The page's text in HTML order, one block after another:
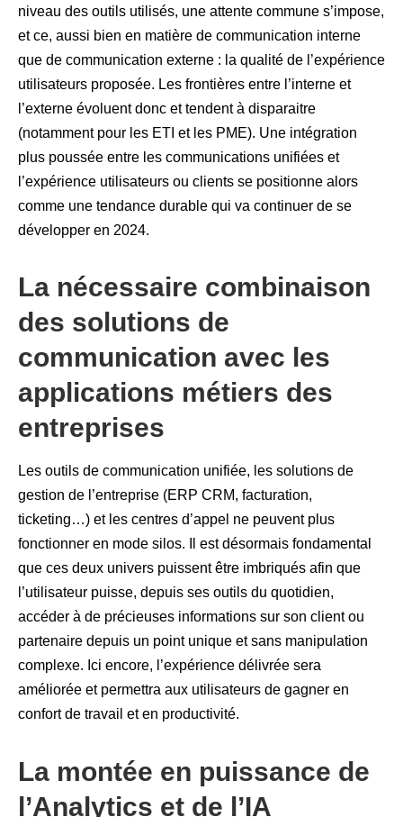
niveau des outils utilisés, une attente commune s’impose,
et ce, aussi bien en matière de communication interne
que de communication externe : la qualité de l’expérience
utilisateurs proposée. Les frontières entre l’interne et
l’externe évoluent donc et tendent à disparaitre
(notamment pour les ETI et les PME). Une intégration
plus poussée entre les communications unifiées et
l’expérience utilisateurs ou clients se positionne alors
comme une tendance durable qui va continuer de se
développer en 2024.
La nécessaire combinaison
des solutions de
communication avec les
applications métiers des
entreprises
Les outils de communication unifiée, les solutions de
gestion de l’entreprise (ERP CRM, facturation,
ticketing…) et les centres d’appel ne peuvent plus
fonctionner en mode silos. Il est désormais fondamental
que ces deux univers puissent être imbriqués afin que
l’utilisateur puisse, depuis ses outils du quotidien,
accéder à de précieuses informations sur son client ou
partenaire depuis un point unique et sans manipulation
complexe. Ici encore, l’expérience délivrée sera
améliorée et permettra aux utilisateurs de gagner en
confort de travail et en productivité.
La montée en puissance de
l’Analytics et de l’IA